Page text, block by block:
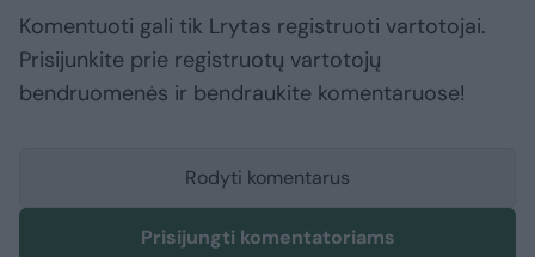
Komentuoti gali tik Lrytas registruoti vartotojai.
Prisijunkite prie registruotų vartotojų
bendruomenės ir bendraukite komentaruose!
Rodyti komentarus
Prisijungti komentatoriams